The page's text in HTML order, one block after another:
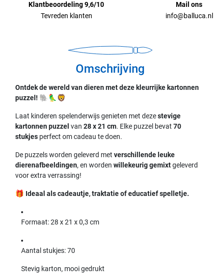
Klantbeoordeling 9,6/10
Tevreden klanten
Mail ons
info@balluca.nl
Omschrijving
Ontdek de wereld van dieren met deze kleurrijke kartonnen
puzzel! 🐘🦜🦁
Laat kinderen spelenderwijs genieten met dezestevige
kartonnen puzzel van28 x 21 cm. Elke puzzel bevat70
stukjes perfect om cadeau te doen.
De puzzels worden geleverd metverschillende leuke
dierenafbeeldingen, en wordenwillekeurig gemixtgeleverd
voor extra verrassing!
🎁 Ideaal als cadeautje, traktatie of educatief spelletje.
Formaat: 28 x 21 x 0,3 cm
Aantal stukjes: 70
Stevig karton, mooi gedrukt